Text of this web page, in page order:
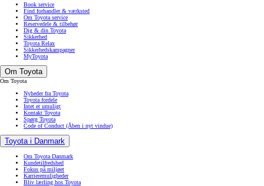
Book service
Find forhandler & værksted
Om Toyota service
Reservedele & tilbehør
Dig & din Toyota
Sikkerhed
Toyota Relax
Sikkerhedskampagner
MyToyota
Om Toyota
Om Toyota
Nyheder fra Toyota
Toyota fordele
Intet er umuligt
Kontakt Toyota
Spørg Toyota
Code of Conduct (Åben i nyt vindue)
Toyota i Danmark
Om Toyota Danmark
Kundetilfredshed
Fokus på miljøet
Karrieremuligheder
Bliv lærling hos Toyota